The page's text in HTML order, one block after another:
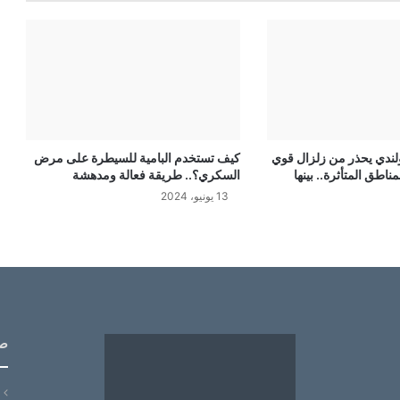
يحذر من زلزال قوي
المتأثرة.. بينها
كيف تستخدم البامية للسيطرة على مرض
السكري؟.. طريقة فعالة ومدهشة
13 يونيو، 2024